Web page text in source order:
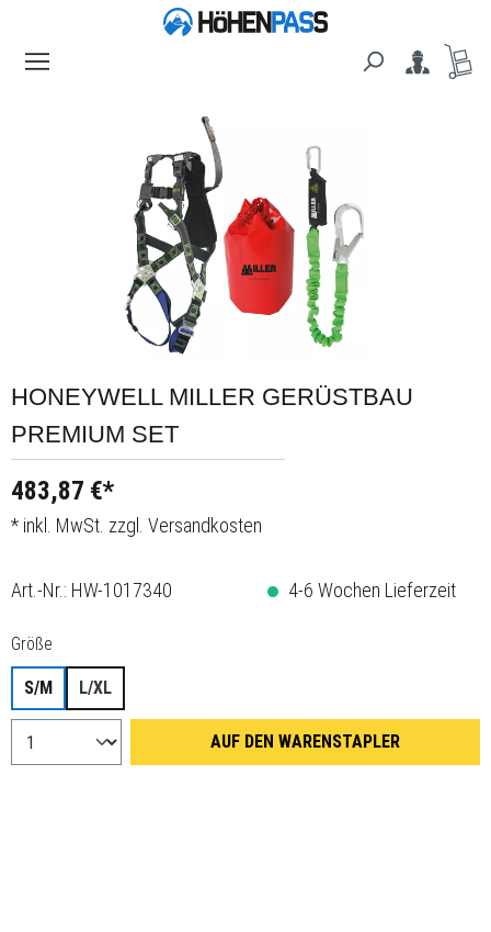
Bildergalerie überspringen
HONEYWELL MILLER GERÜSTBAU
PREMIUM SET
483,87 €*
* inkl. MwSt. zzgl. Versandkosten
Art.-Nr.: HW-1017340 4-6 Wochen Lieferzeit
Größe
S/M L/XL
AUF DEN WARENSTAPLER